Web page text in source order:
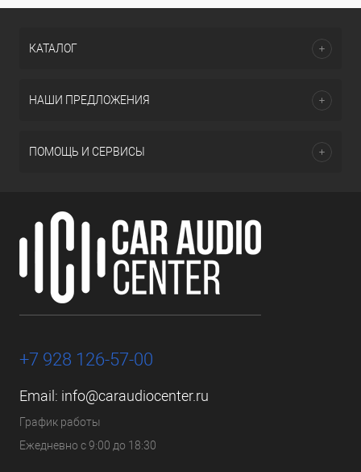
КАТАЛОГ
НАШИ ПРЕДЛОЖЕНИЯ
ПОМОЩЬ И СЕРВИСЫ
+7 928 126-57-00
Email: info@caraudiocenter.ru
График работы
Ежедневно с 9:00 до 18:30